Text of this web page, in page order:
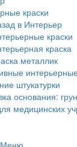
краски
в Интерьер
краски
краска
металлик
штукатурки
основания:
медицинских
Меню